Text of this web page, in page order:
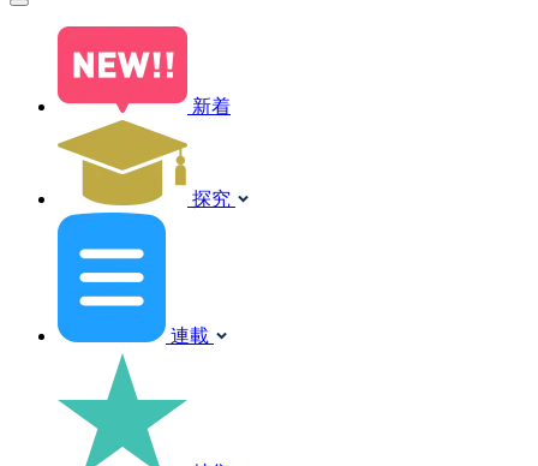
新着
探究
連載